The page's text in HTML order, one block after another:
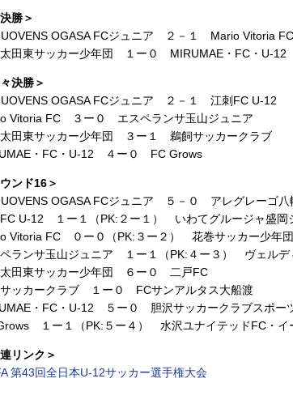
勝＞
OGASA FCジュニア ２－１ Mario Vitoria FC
田東サッカー少年団 １ー０ MIRUMAE・FC・U-12
決勝＞
OGASA FCジュニア ２－１ 江刺FC U-12
Vitoria FC ３ー０ エスペランサ玉山ジュニア
田東サッカー少年団 ３ー１ 鵜飼サッカークラブ
・FC・U-12 ４ー０ FC Grows
ンド16＞
OGASA FCジュニア ５－０ アレグレーゴ八
U-12 １ー１（PK:２ー１） いわてグルージャ盛岡
Vitoria FC ０ー０（PK:３ー２） 花巻サッカー少年団
ランサ玉山ジュニア １ー１（PK:４ー３） ヴェルデ
田東サッカー少年団 ６ー０ 二戸FC
ッカークラブ １ー０ FCサンアルタス大船渡
・FC・U-12 ５ー０ 胆沢サッカークラブスポー
１ー１（PK:５ー４） 水沢ユナイテッドFC・イ
リンク＞
第43回全日本U-12サッカー選手権大会